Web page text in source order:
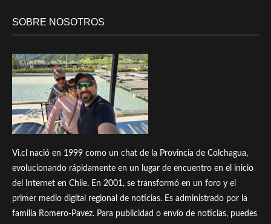
SOBRE NOSOTROS
Vi.cl nació en 1999 como un chat de la Provincia de Colchagua,
evolucionando rápidamente en un lugar de encuentro en el inicio
del Internet en Chile. En 2001, se transformó en un foro y el
primer medio digital regional de noticias. Es administrado por la
familia Romero-Pavez. Para publicidad o envío de noticias, puedes